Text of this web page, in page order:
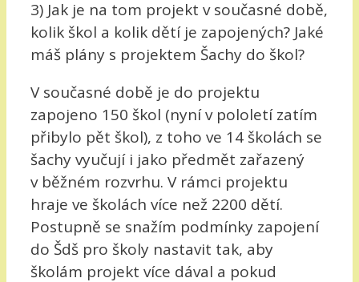
3) Jak je na tom projekt v současné době,
kolik škol a kolik dětí je zapojených? Jaké
máš plány s projektem Šachy do škol?
V současné době je do projektu
zapojeno 150 škol (nyní v pololetí zatím
přibylo pět škol), z toho ve 14 školách se
šachy vyučují i jako předmět zařazený
v běžném rozvrhu. V rámci projektu
hraje ve školách více než 2200 dětí.
Postupně se snažím podmínky zapojení
do Šdš pro školy nastavit tak, aby
školám projekt více dával a pokud